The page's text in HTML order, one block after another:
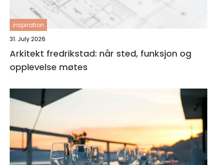
inspiration
31. July 2026
Arkitekt fredrikstad: når sted, funksjon og
opplevelse møtes